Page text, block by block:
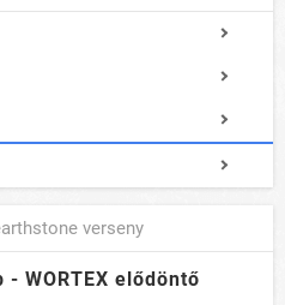
verseny
WORTEX elődöntő